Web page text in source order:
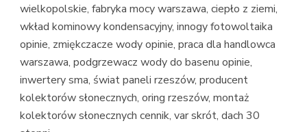
wielkopolskie, fabryka mocy warszawa, ciepło z ziemi,
wkład kominowy kondensacyjny, innogy fotowoltaika
opinie, zmiękczacze wody opinie, praca dla handlowca
warszawa, podgrzewacz wody do basenu opinie,
inwertery sma, świat paneli rzeszów, producent
kolektorów słonecznych, oring rzeszów, montaż
kolektorów słonecznych cennik, var skrót, dach 30